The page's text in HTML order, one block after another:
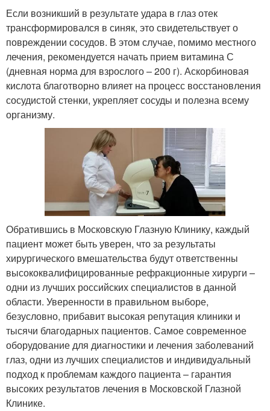
Если возникший в результате удара в глаз отек
трансформировался в синяк, это свидетельствует о
повреждении сосудов. В этом случае, помимо местного
лечения, рекомендуется начать прием витамина С
(дневная норма для взрослого – 200 г). Аскорбиновая
кислота благотворно влияет на процесс восстановления
сосудистой стенки, укрепляет сосуды и полезна всему
организму.
Обратившись в Московскую Глазную Клинику, каждый
пациент может быть уверен, что за результаты
хирургического вмешательства будут ответственны
высококвалифицированные рефракционные хирурги –
одни из лучших российских специалистов в данной
области. Уверенности в правильном выборе,
безусловно, прибавит высокая репутация клиники и
тысячи благодарных пациентов. Самое современное
оборудование для диагностики и лечения заболеваний
глаз, одни из лучших специалистов и индивидуальный
подход к проблемам каждого пациента – гарантия
высоких результатов лечения в Московской Глазной
Клинике.